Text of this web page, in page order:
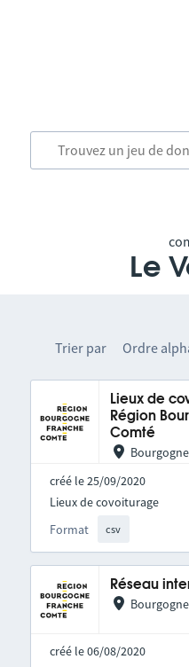
Le
Trier par Ordre
Lieux de
Région
Comté
créé le 25/09/2020
Format csv
Lieux de covoiturage
Réseau
créé le 06/08/2020